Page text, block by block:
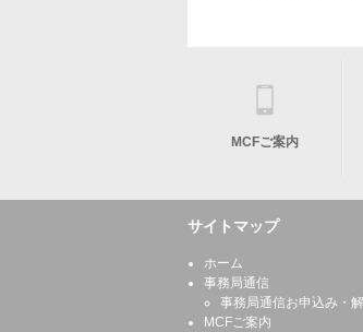
MCFご案内
サイトマップ
ホーム
事務局通信
事務局通信お申込み・
MCFご案内